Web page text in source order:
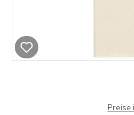
Preise